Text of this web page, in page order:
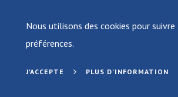
© 2019 ISC CIE. Tous droits
Nous utilisons des cookies pour
préférences.
J'ACCEPTE PLUS D'INFORMATION